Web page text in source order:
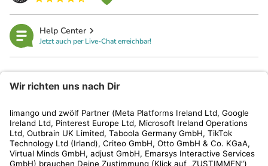
Help Center
Jetzt auch per Live-Chat erreichbar!
Kundenservice
Shop